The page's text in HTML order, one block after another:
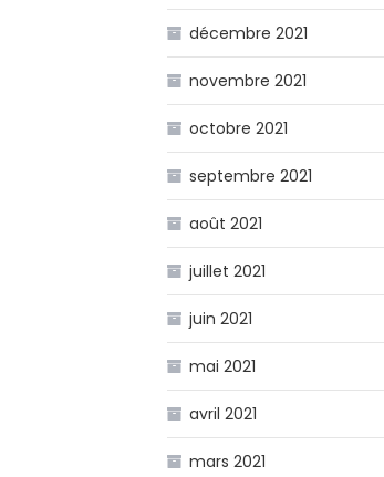
décembre 2021
novembre 2021
octobre 2021
septembre 2021
août 2021
juillet 2021
juin 2021
mai 2021
avril 2021
mars 2021